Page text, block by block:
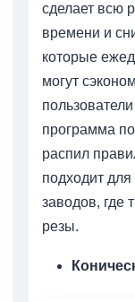
сделает всю
времени и
которые
могут
программа
распил
подходит
заводов, где
резы.